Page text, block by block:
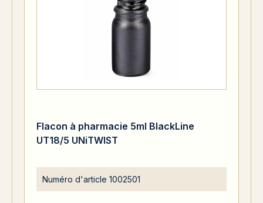
Flacon à pharmacie 5ml BlackLine
UT18/5 UNiTWIST
Numéro d'article 1002501